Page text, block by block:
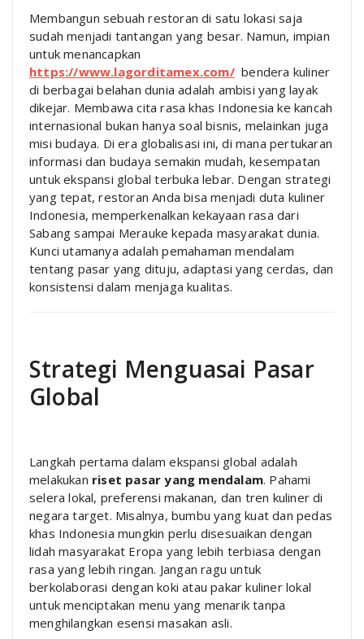
Membangun sebuah restoran di satu lokasi saja
sudah menjadi tantangan yang besar. Namun, impian
untuk menancapkan
https://www.lagorditamex.com/bendera kuliner
di berbagai belahan dunia adalah ambisi yang layak
dikejar. Membawa cita rasa khas Indonesia ke kancah
internasional bukan hanya soal bisnis, melainkan juga
misi budaya. Di era globalisasi ini, di mana pertukaran
informasi dan budaya semakin mudah, kesempatan
untuk ekspansi global terbuka lebar. Dengan strategi
yang tepat, restoran Anda bisa menjadi duta kuliner
Indonesia, memperkenalkan kekayaan rasa dari
Sabang sampai Merauke kepada masyarakat dunia.
Kunci utamanya adalah pemahaman mendalam
tentang pasar yang dituju, adaptasi yang cerdas, dan
konsistensi dalam menjaga kualitas.
Strategi Menguasai Pasar
Global
Langkah pertama dalam ekspansi global adalah
melakukan riset pasar yang mendalam. Pahami
selera lokal, preferensi makanan, dan tren kuliner di
negara target. Misalnya, bumbu yang kuat dan pedas
khas Indonesia mungkin perlu disesuaikan dengan
lidah masyarakat Eropa yang lebih terbiasa dengan
rasa yang lebih ringan. Jangan ragu untuk
berkolaborasi dengan koki atau pakar kuliner lokal
untuk menciptakan menu yang menarik tanpa
menghilangkan esensi masakan asli.